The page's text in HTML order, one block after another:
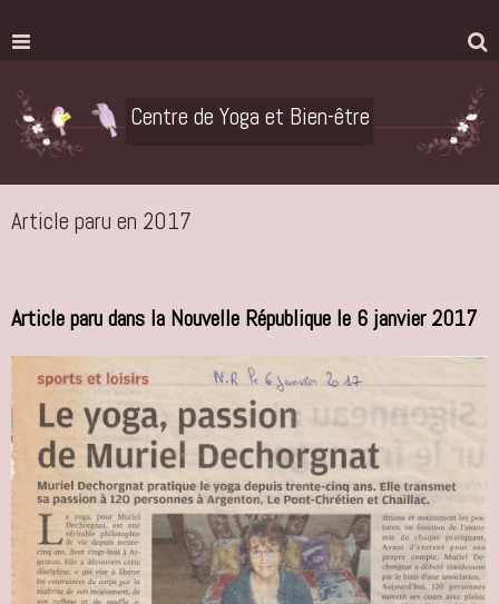
Centre de Yoga et Bien-être
Article paru en 2017
Article paru dans la Nouvelle République le 6 janvier 2017